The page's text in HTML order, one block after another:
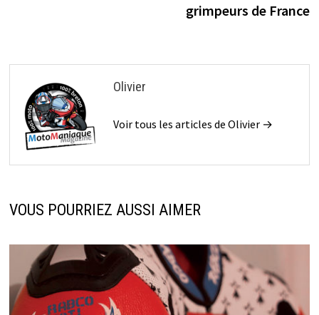
grimpeurs de France
Olivier
Voir tous les articles de Olivier →
VOUS POURRIEZ AUSSI AIMER